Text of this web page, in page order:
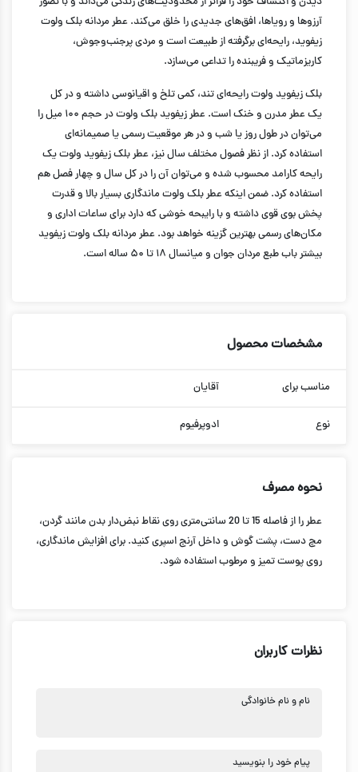
آرزو‌ها و رویاها، افق‌های جدیدی را خلق می‌کند. عطر مردانه بلک ولوت
زیفوید، رایحه‌ای برگرفته از طبیعت است و مردی پرجنب‌و‌جوش،
کاریزماتیک و فریبنده را تداعی می‌سازد.
بلک زیفوید ولوت رایحه‌ای تند، کمی تلخ و اقیانوسی داشته و در کل
یک عطر مدرن و خنک است. عطر زیفوید بلک ولوت در حجم ۱۰۰ میل را
می‌توان در طول روز یا شب و در هر موقعیت رسمی یا صمیمانه‌ای
استفاده کرد. از نظر فصول مختلف سال نیز، عطر بلک زیفوید ولوت یک
رایحه کارامد محسوب شده و می‌توان آن را در کل سال و چهار فصل هم
استفاده کرد. ضمن اینکه عطر بلک ولوت ماندگاری بسیار بالا و قدرت
پخش بوی قوی داشته و با رایبحه خوشی که دارد برای ساعات اداری و
مکان‌های رسمی بهترین گزینه خواهد بود. عطر مردانه بلک ولوت زیفوید
بیشتر باب طبع مردان جوان و میانسال ۱۸ تا ۵۰ ساله است.
مشخصات محصول
مناسب برای آقایان
نوع ادوپرفیوم
نحوه مصرف
عطر را از فاصله 15 تا 20 سانتی‌متری روی نقاط نبض‌دار بدن مانند گردن،
مچ دست، پشت گوش و داخل آرنج اسپری کنید. برای افزایش ماندگاری،
روی پوست تمیز و مرطوب استفاده شود.
نظرات کاربران
نام و نام خانوادگی
پیام خود را بنویسید